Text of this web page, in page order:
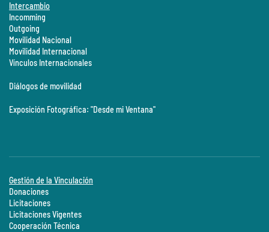
Intercambio
Incomming
Outgoing
Movilidad Nacional
Movilidad Internacional
Vínculos Internacionales
Diálogos de movilidad
Exposición Fotográfica: "Desde mi Ventana"
Gestión de la Vinculación
Donaciones
Licitaciones
Licitaciones Vigentes
Cooperación Técnica